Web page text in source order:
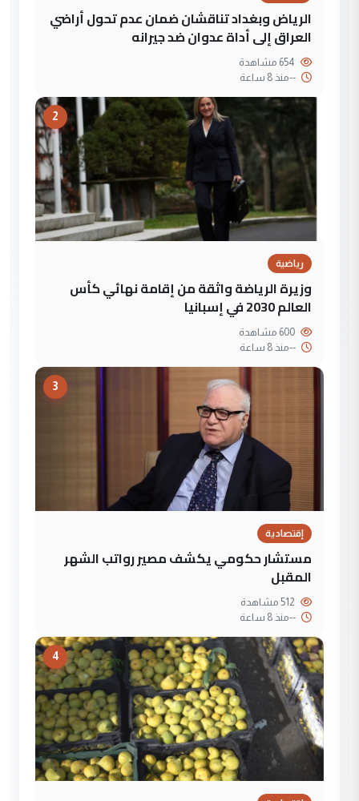
الرياض وبغداد تناقشان ضمان عدم تحول أراضي
العراق إلى أداة عدوان ضد جيرانه
--منذ 8 ساعة
2
رياضية
وزيرة الرياضة واثقة من إقامة نهائي كأس
العالم 2030 في إسبانيا
--منذ 8 ساعة
3
إقتصادية
مستشار حكومي يكشف مصير رواتب الشهر
المقبل
--منذ 8 ساعة
4